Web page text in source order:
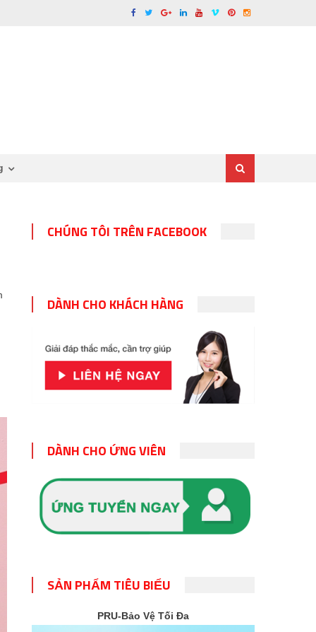
CHÚNG TÔI TRÊN FACEBOOK
DÀNH CHO KHÁCH HÀNG
DÀNH CHO ỨNG VIÊN
SẢN PHẨM TIÊU BIỂU
PRU-Bảo Vệ Tối Đa